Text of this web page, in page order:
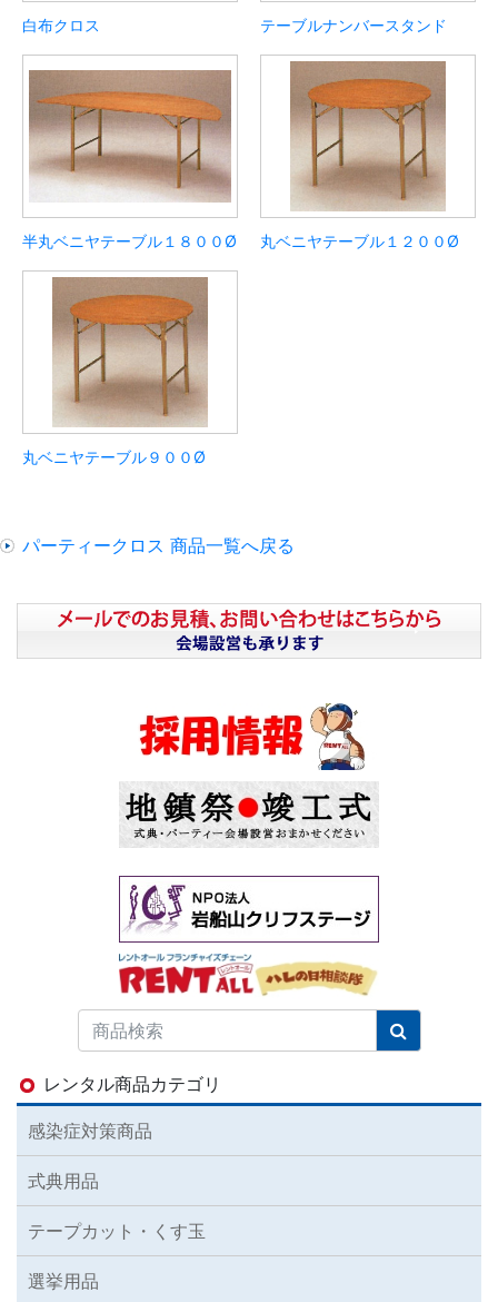
白布クロス テーブルナンバースタンド
半丸ベニヤテーブル１８００Ø 丸ベニヤテーブル１２００Ø
丸ベニヤテーブル９００Ø
パーティークロス 商品一覧へ戻る
レンタル商品カテゴリ
感染症対策商品
式典用品
テープカット・くす玉
選挙用品